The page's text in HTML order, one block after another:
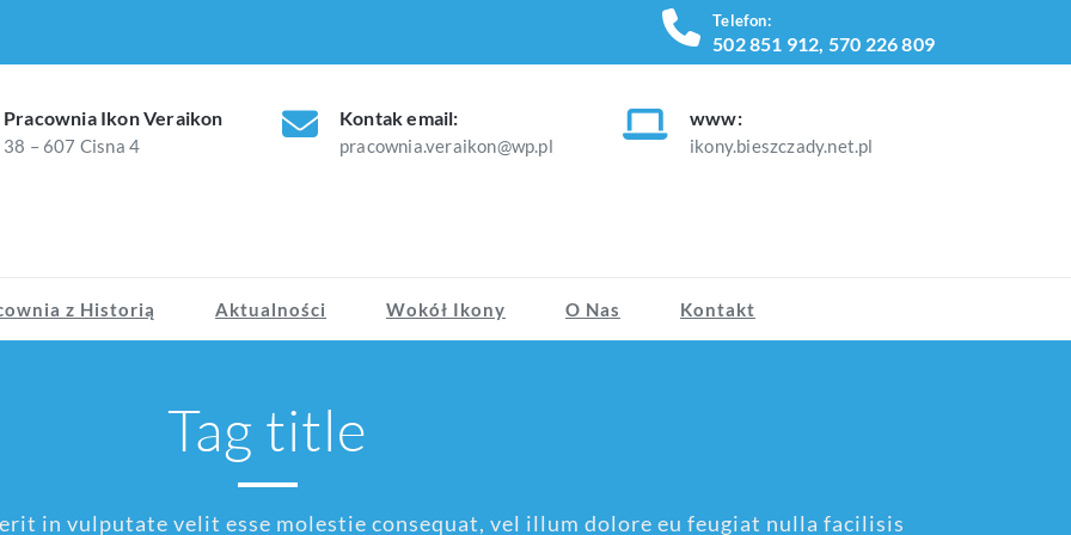
Telefon:
502 851 912, 570 226 809
Pracownia Ikon Veraikon
38 – 607 Cisna 4
Kontak email:
pracownia.veraikon@wp.pl
www:
ikony.bieszczady.net.pl
z Historią Aktualności Wokół Ikony O Nas Kontakt
Tag title
in vulputate velit esse molestie consequat, vel illum dolore eu feugiat nulla facilisis